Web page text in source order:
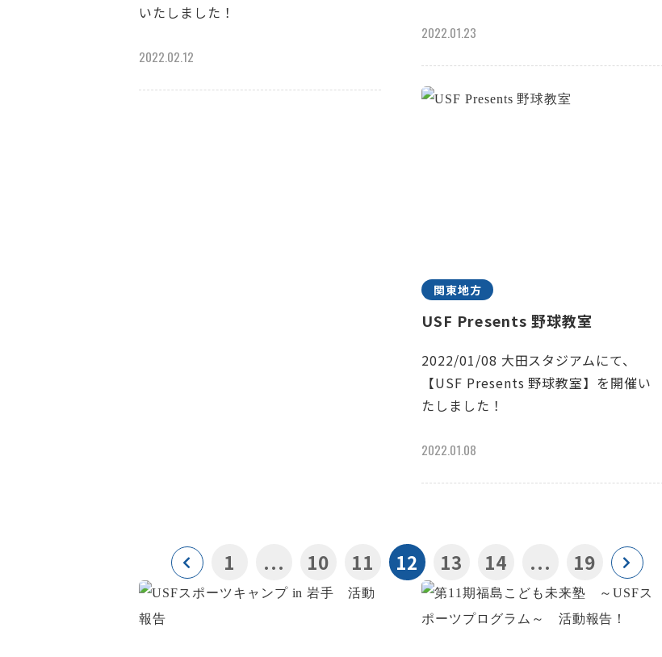
いたしました！
2022.02.12
2022.01.23
関東地方
USF Presents 野球教室
2022/01/08 大田スタジアムにて、
【USF Presents 野球教室】を開催い
たしました！
2022.01.08
1 ... 10 11 12 13 14 ... 19